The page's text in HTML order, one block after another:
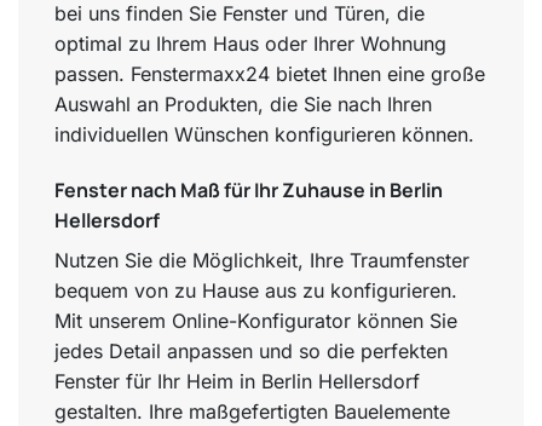
bei uns finden Sie Fenster und Türen, die
optimal zu Ihrem Haus oder Ihrer Wohnung
passen. Fenstermaxx24 bietet Ihnen eine große
Auswahl an Produkten, die Sie nach Ihren
individuellen Wünschen konfigurieren können.
Fenster nach Maß für Ihr Zuhause in Berlin
Hellersdorf
Nutzen Sie die Möglichkeit, Ihre Traumfenster
bequem von zu Hause aus zu konfigurieren.
Mit unserem Online-Konfigurator können Sie
jedes Detail anpassen und so die perfekten
Fenster für Ihr Heim in Berlin Hellersdorf
gestalten. Ihre maßgefertigten Bauelemente